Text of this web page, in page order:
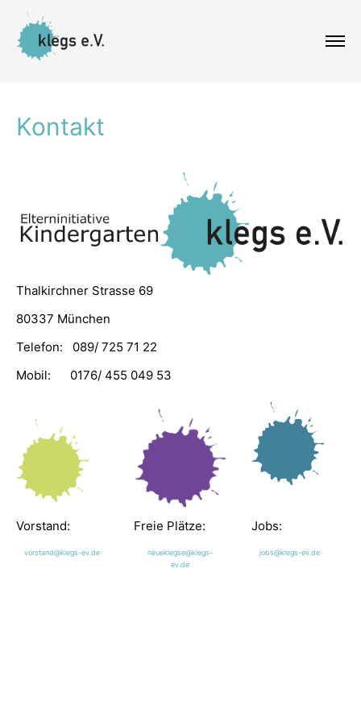
Kontakt
Thalkirchner Strasse 69
80337 München
Telefon: 089/ 725 71 22
Mobil: 0176/ 455 049 53
Vorstand: Freie Plätze: Jobs:
vorstand@klegs-ev.de
neueklegse@klegs-
ev.de
jobs@klegs-ev.de